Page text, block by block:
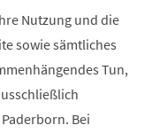
Nutzung und die
sowie sämtliches
Tun,
Bei